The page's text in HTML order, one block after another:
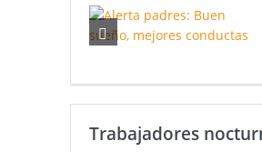
Trabajadores